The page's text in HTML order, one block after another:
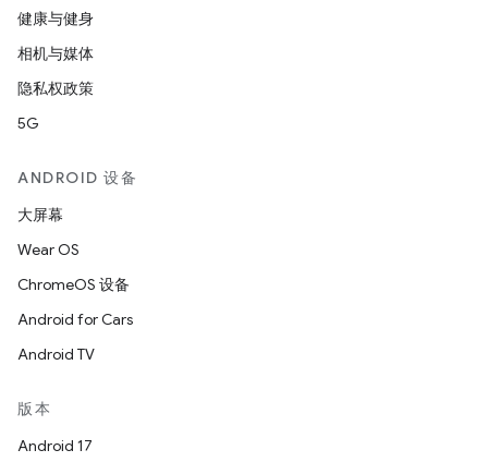
健康与健身
相机与媒体
隐私权政策
5G
ANDROID 设备
大屏幕
Wear OS
ChromeOS 设备
Android for Cars
Android TV
版本
Android 17